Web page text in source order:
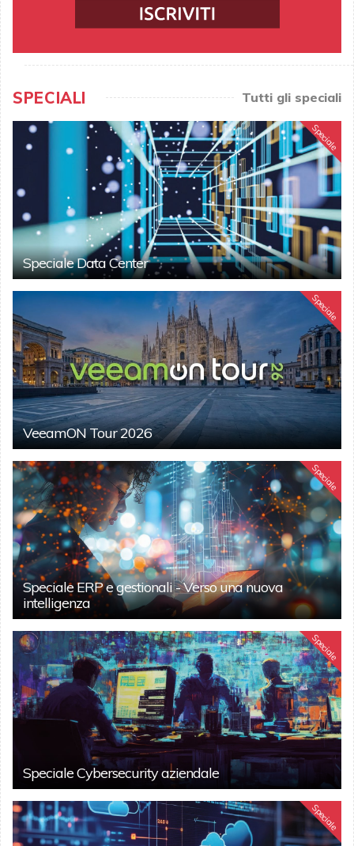
SPECIALI Tutti gli speciali
Speciale
Speciale Data Center
Speciale
VeeamON Tour 2026
Speciale
Speciale ERP e gestionali - Verso una nuova
intelligenza
Speciale
Speciale Cybersecurity aziendale
Speciale